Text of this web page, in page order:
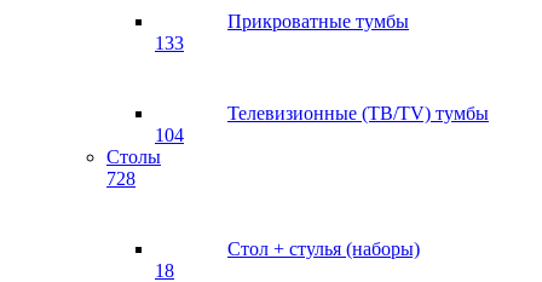
Прикроватные тумбы
133
Телевизионные (ТВ/TV) тумбы
104
Столы
728
Стол + стулья (наборы)
18